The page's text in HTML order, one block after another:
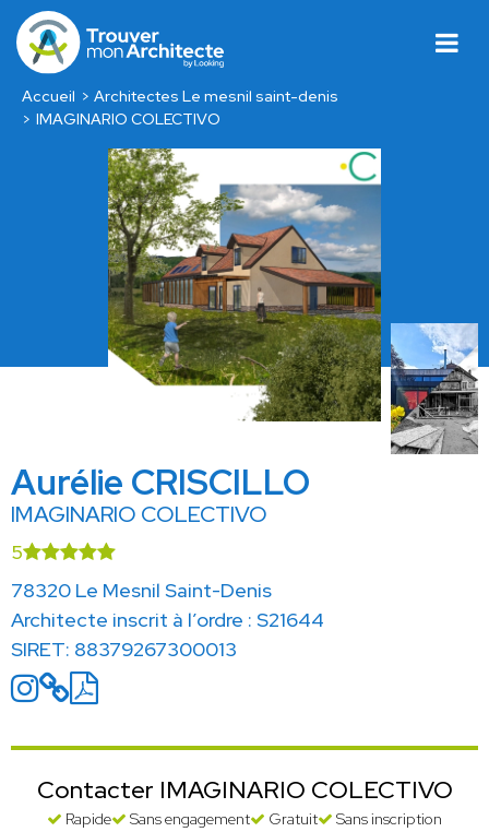
Accueil
Architectes Le mesnil saint-denis
IMAGINARIO COLECTIVO
Aurélie CRISCILLO
IMAGINARIO COLECTIVO
5
78320 Le Mesnil Saint-Denis
Architecte inscrit à l’ordre : S21644
SIRET: 88379267300013
Contacter IMAGINARIO COLECTIVO
Rapide Sans engagement Gratuit Sans inscription